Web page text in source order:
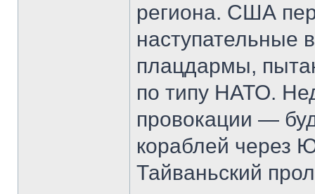
региона. США
наступательные
плацдармы,
по типу НАТО.
провокации —
кораблей через
Тайваньский